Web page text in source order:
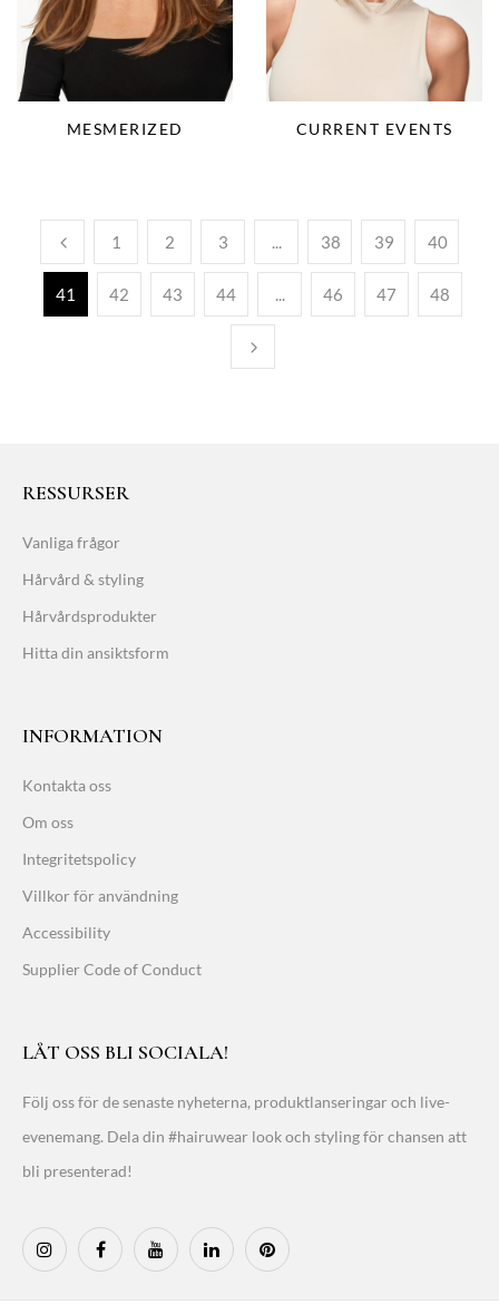
MESMERIZED CURRENT EVENTS
1 2 3 ... 38 39 40
41 42 43 44 ... 46 47 48
RESSURSER
Vanliga frågor
Hårvård & styling
Hårvårdsprodukter
Hitta din ansiktsform
INFORMATION
Kontakta oss
Om oss
Integritetspolicy
Villkor för användning
Accessibility
Supplier Code of Conduct
LÅT OSS BLI SOCIALA!
Följ oss för de senaste nyheterna, produktlanseringar och live-
evenemang. Dela din #hairuwear look och styling för chansen att
bli presenterad!